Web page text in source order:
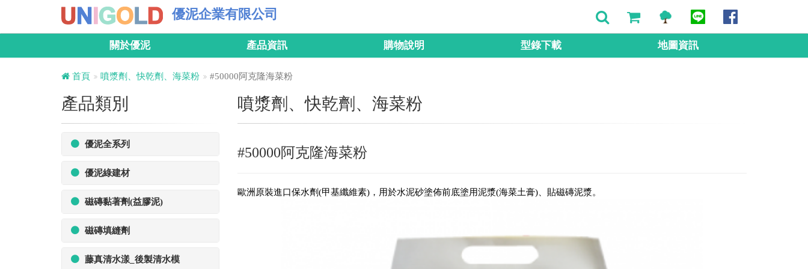
優泥企業有限公司
關於優泥 產品資訊 購物說明 型錄下載 地圖資訊
首頁 噴漿劑、快乾劑、海菜粉 #50000阿克隆海菜粉
噴漿劑、快乾劑、海菜粉
#50000阿克隆海菜粉
歐洲原裝進口保水劑(甲基纖維素)，用於水泥砂塗佈前底塗用泥漿(海菜土膏)、貼磁磚泥漿。
產品類別
優泥全系列
優泥綠建材
磁磚黏著劑(益膠泥)
磁磚填縫劑
藤真清水漾_後製清水模